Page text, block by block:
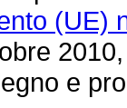
(UE)
e